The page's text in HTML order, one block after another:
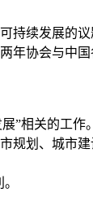
持续发展的议
年协会与中
相关的工作
划、城市